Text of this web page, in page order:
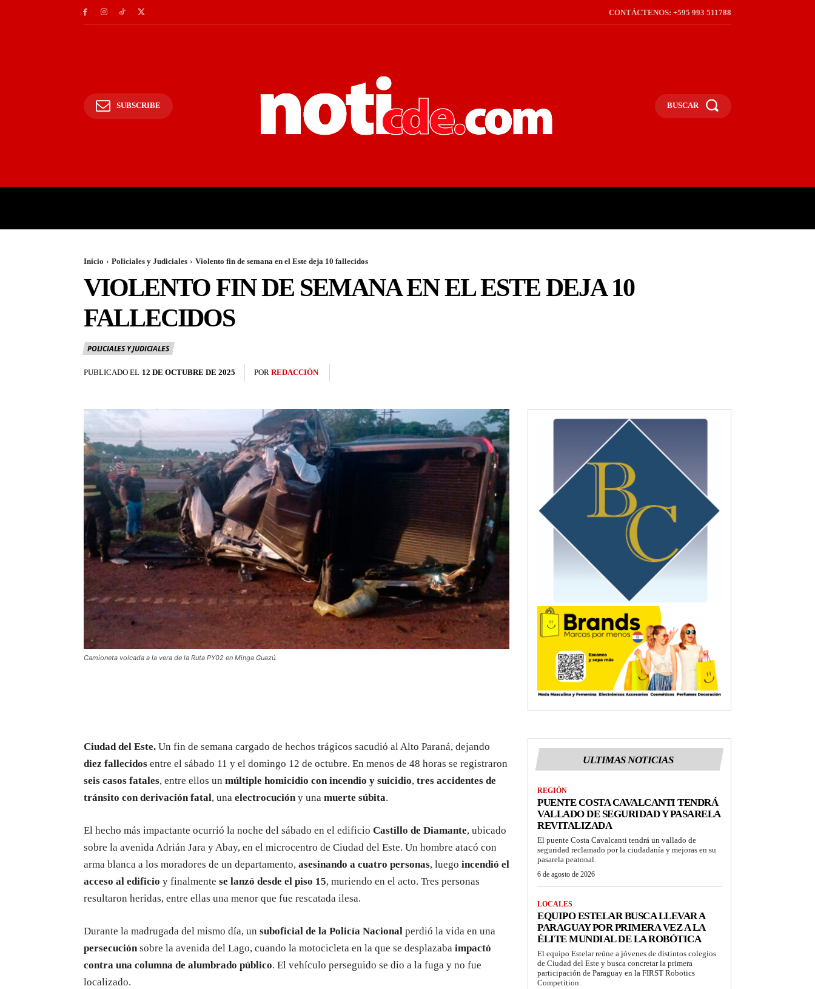
CONTÁCTENOS: +595 993 511788
SUBSCRIBE BUSCAR
Inicio Policiales y Judiciales Violento fin de semana en el Este deja 10 fallecidos
VIOLENTO FIN DE SEMANA EN EL ESTE DEJA 10
FALLECIDOS
POLICIALES Y JUDICIALES
PUBLICADO EL 12 DE OCTUBRE DE 2025 POR REDACCIÓN
Camioneta volcada a la vera de la Ruta PY02 en Minga Guazú.
Ciudad del Este. Un fin de semana cargado de hechos trágicos sacudió al Alto Paraná, dejando
diez fallecidos entre el sábado 11 y el domingo 12 de octubre. En menos de 48 horas se registraron
seis casos fatales, entre ellos un múltiple homicidio con incendio y suicidio, tres accidentes de
tránsito con derivación fatal, una electrocucióny una muerte súbita.
El hecho más impactante ocurrió la noche del sábado en el edificio Castillo de Diamante, ubicado
sobre la avenida Adrián Jara y Abay, en el microcentro de Ciudad del Este. Un hombre atacó con
arma blanca a los moradores de un departamento, asesinando a cuatro personas, luego incendió el
acceso al edificio y finalmente se lanzó desde el piso 15, muriendo en el acto. Tres personas
resultaron heridas, entre ellas una menor que fue rescatada ilesa.
Durante la madrugada del mismo día, un suboficial de la Policía Nacional perdió la vida en una
persecuciónsobre la avenida del Lago, cuando la motocicleta en la que se desplazaba impactó
contra una columna de alumbrado público. El vehículo perseguido se dio a la fuga y no fue
localizado.
ULTIMAS NOTICIAS
REGIÓN
PUENTE COSTA CAVALCANTI TENDRÁ
VALLADO DE SEGURIDAD Y PASARELA
REVITALIZADA
El puente Costa Cavalcanti tendrá un vallado de
seguridad reclamado por la ciudadanía y mejoras en su
pasarela peatonal.
6 de agosto de 2026
LOCALES
EQUIPO ESTELAR BUSCA LLEVAR A
PARAGUAY POR PRIMERA VEZ A LA
ÉLITE MUNDIAL DE LA ROBÓTICA
El equipo Estelar reúne a jóvenes de distintos colegios
de Ciudad del Este y busca concretar la primera
participación de Paraguay en la FIRST Robotics
Competition.